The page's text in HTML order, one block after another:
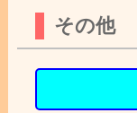
その他